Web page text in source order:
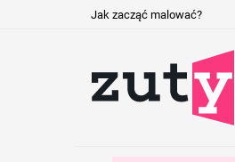
Jak zacząć malować?